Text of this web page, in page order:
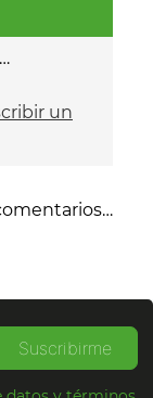
un
Suscribirme